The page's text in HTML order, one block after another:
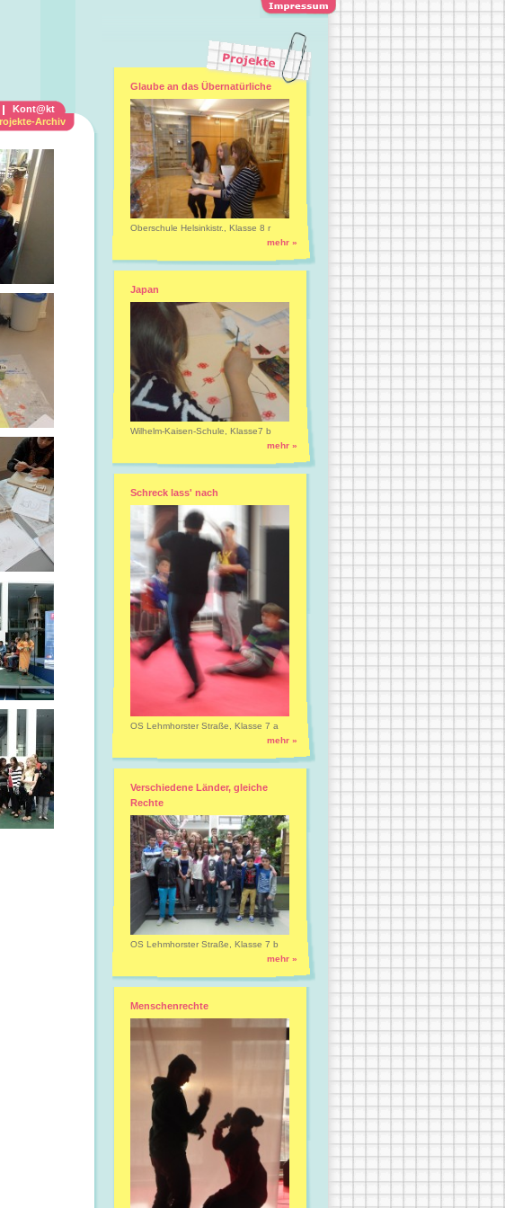
Kont@kt
Archiv
Glaube an das Übernatürliche
Oberschule Helsinkistr., Klasse 8 r
mehr »
Japan
Wilhelm-Kaisen-Schule, Klasse7 b
mehr »
Schreck lass' nach
OS Lehmhorster Straße, Klasse 7 a
mehr »
Verschiedene Länder, gleiche
Rechte
OS Lehmhorster Straße, Klasse 7 b
mehr »
Menschenrechte